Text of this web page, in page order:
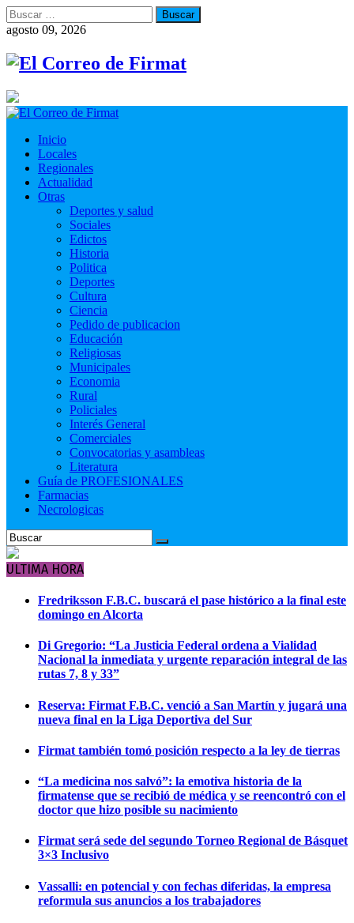
Buscar:
agosto 09, 2026
Inicio
Locales
Regionales
Actualidad
Otras
Deportes y salud
Sociales
Edictos
Historia
Politica
Deportes
Cultura
Ciencia
Pedido de publicacion
Educación
Religiosas
Municipales
Economia
Rural
Policiales
Interés General
Comerciales
Convocatorias y asambleas
Literatura
Guía de PROFESIONALES
Farmacias
Necrologicas
ULTIMA HORA
Fredriksson F.B.C. buscará el pase histórico a la final este
domingo en Alcorta
Di Gregorio: “La Justicia Federal ordena a Vialidad
Nacional la inmediata y urgente reparación integral de las
rutas 7, 8 y 33”
Reserva: Firmat F.B.C. venció a San Martín y jugará una
nueva final en la Liga Deportiva del Sur
Firmat también tomó posición respecto a la ley de tierras
“La medicina nos salvó”: la emotiva historia de la
firmatense que se recibió de médica y se reencontró con el
doctor que hizo posible su nacimiento
Firmat será sede del segundo Torneo Regional de Básquet
3×3 Inclusivo
Vassalli: en potencial y con fechas diferidas, la empresa
reformula sus anuncios a los trabajadores